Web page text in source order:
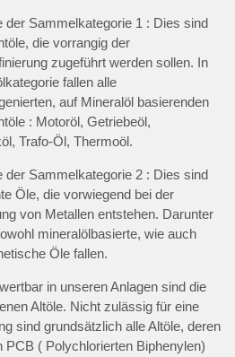
der Sammelkategorie 1 : Dies sind
die vorrangig der
zugeführt werden sollen. In
fallen alle
auf Mineralöl basierenden
: Motoröl, Getriebeöl,
Trafo-Öl, Thermoöl.
der Sammelkategorie 2 : Dies sind
Öle, die vorwiegend bei der
von Metallen entstehen. Darunter
mineralölbasierte, wie auch
Öle fallen.
in unseren Anlagen sind die
Altöle. Nicht zulässig für eine
sind grundsätzlich alle Altöle, deren
PCB ( Polychlorierten Biphenylen)